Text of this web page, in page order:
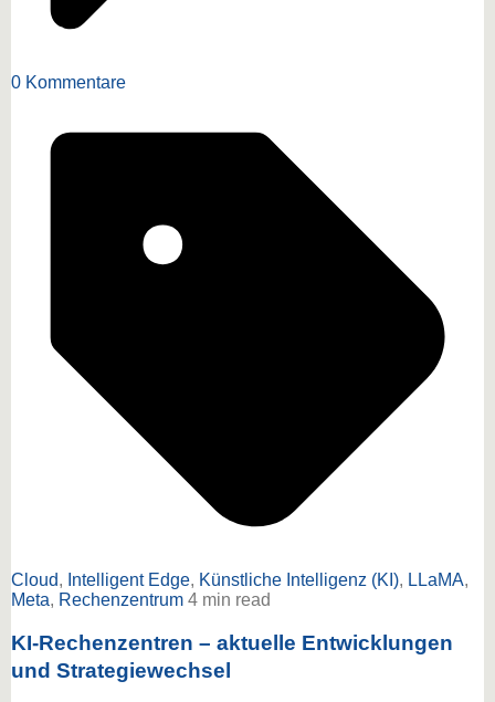
0 Kommentare
Cloud, Intelligent Edge, Künstliche Intelligenz (KI), LLaMA,
Meta, Rechenzentrum 4 min read
KI-Rechenzentren – aktuelle Entwicklungen
und Strategiewechsel